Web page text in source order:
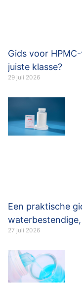
Gids voor
juiste klasse?
29 juli 2026
Een praktische
27 juli 2026